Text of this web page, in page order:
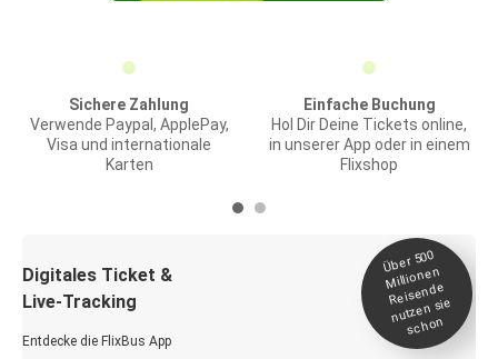
Sichere Zahlung
Verwende Paypal, ApplePay,
Visa und internationale
Karten
Einfache Buchung
Hol Dir Deine Tickets online,
in unserer App oder in einem
Flixshop
Digitales Ticket &
Live-Tracking
Entdecke die FlixBus App
Über 500
Millionen
Reisende
nutzen sie
schon